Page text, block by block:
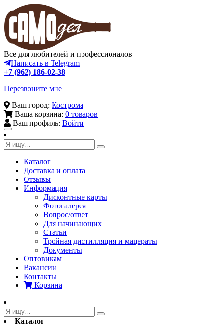
Все для любителей и профессионалов
Написать в Telegram
+7 (962) 186-02-38
Перезвоните мне
Ваш город: Кострома
Ваша корзина: 0 товаров
Ваш профиль: Войти
Toggle
navigation
Каталог
Доставка и оплата
Отзывы
Информация
Дисконтные карты
Фотогалерея
Вопрос/ответ
Для начинающих
Статьи
Тройная дистилляция и мацераты
Документы
Оптовикам
Вакансии
Контакты
Корзина
Каталог